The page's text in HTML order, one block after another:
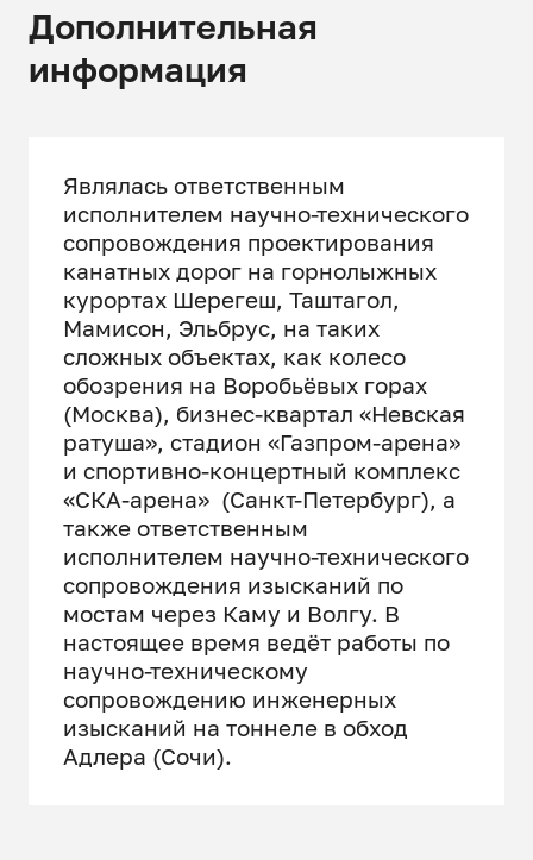
Дополнительная
информация
Являлась ответственным
исполнителем научно-технического
сопровождения проектирования
канатных дорог на горнолыжных
курортах Шерегеш, Таштагол,
Мамисон, Эльбрус, на таких
сложных объектах, как колесо
обозрения на Воробьёвых горах
(Москва), бизнес-квартал «Невская
ратуша», стадион «Газпром-арена»
и спортивно-концертный комплекс
«СКА-арена» (Санкт-Петербург), а
также ответственным
исполнителем научно-технического
сопровождения изысканий по
мостам через Каму и Волгу. В
настоящее время ведёт работы по
научно-техническому
сопровождению инженерных
изысканий на тоннеле в обход
Адлера (Сочи).